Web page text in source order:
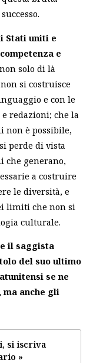
Stati uniti e
e
solo di là
si costruisce
e con le
redazioni; che la
non è possibile,
perde di vista
generano,
a costruire
le diversità, e
limiti che non si
culturale.
il saggista
del suo ultimo
se ne
ma anche gli
si iscriva
»